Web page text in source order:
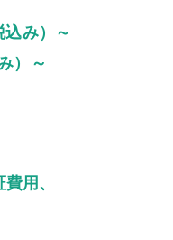
み）～
）～
用、